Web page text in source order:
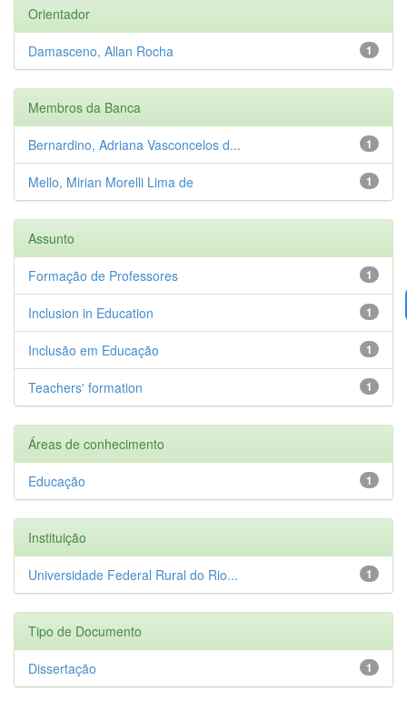
Orientador
1
Damasceno, Allan Rocha
Membros da Banca
1
Bernardino, Adriana Vasconcelos d...
1
Mello, Mirian Morelli Lima de
Assunto
1
Formação de Professores
1
Inclusion in Education
1
Inclusão em Educação
1
Teachers' formation
Áreas de conhecimento
1
Educação
Instituição
1
Universidade Federal Rural do Rio...
Tipo de Documento
1
Dissertação